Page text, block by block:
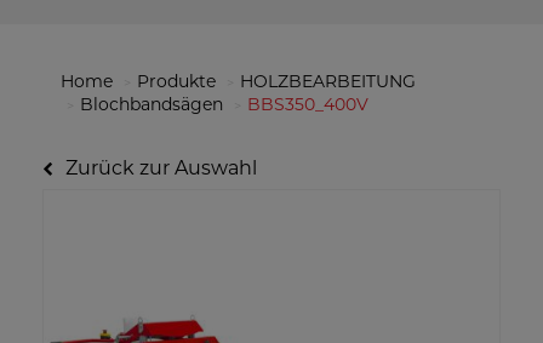
Home Produkte
HOLZBEARBEITUNG
Blochbandsägen
BBS350_400V
Zurück zur Auswahl